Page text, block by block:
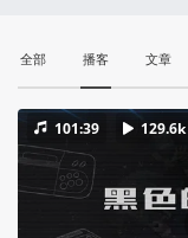
全部 播客 文章
101:39 129.6k